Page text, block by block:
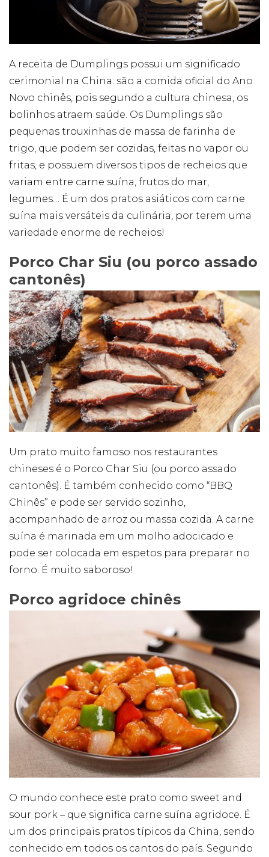
A receita de Dumplings possui um significado
cerimonial na China: são a comida oficial do Ano
Novo chinês, pois segundo a cultura chinesa, os
bolinhos atraem saúde. Os Dumplings são
pequenas trouxinhas de massa de farinha de
trigo, que podem ser cozidas, feitas no vapor ou
fritas, e possuem diversos tipos de recheios que
variam entre carne suína, frutos do mar,
legumes… É um dos pratos asiáticos com carne
suína mais versáteis da culinária, por terem uma
variedade enorme de recheios!
Porco Char Siu (ou porco assado
cantonês)
Um prato muito famoso nos restaurantes
chineses é o Porco Char Siu (ou porco assado
cantonês). É também conhecido como “BBQ
Chinês” e pode ser servido sozinho,
acompanhado de arroz ou massa cozida. A carne
suína é marinada em um molho adocicado e
pode ser colocada em espetos para preparar no
forno. É muito saboroso!
Porco agridoce chinês
O mundo conhece este prato como sweet and
sour pork – que significa carne suína agridoce. É
um dos principais pratos típicos da China, sendo
conhecido em todos os cantos do país. Segundo